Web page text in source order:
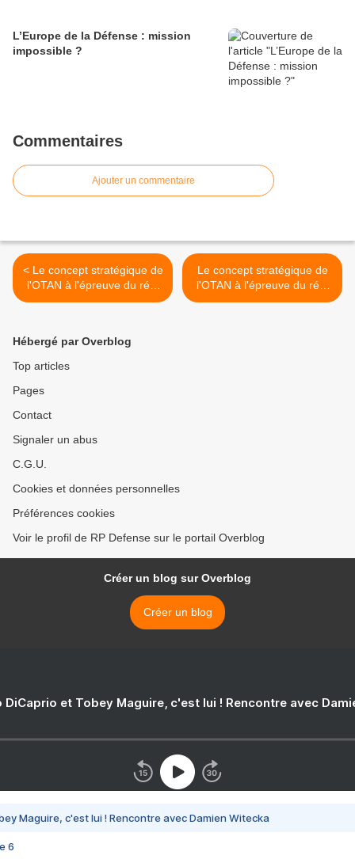
L’Europe de la Défense : mission
impossible ?
Commentaires
Ajouter un commentaire
< Le concept stratégique de
l'OTAN à l'épreuve du réel
(1/3)
Le concept stratégique de
l'OTAN à l'épreuve du réel
(3/3) >
Hébergé par Overblog
Top articles
Pages
Contact
Signaler un abus
C.G.U.
Cookies et données personnelles
Préférences cookies
Voir le profil de RP Defense sur le portail Overblog
Créer un blog sur Overblog
Créer un blog
DiCaprio et Tobey Maguire, c'est lui ! Rencontre avec
Maguire, c'est lui ! Rencontre avec Damien Witecka
6